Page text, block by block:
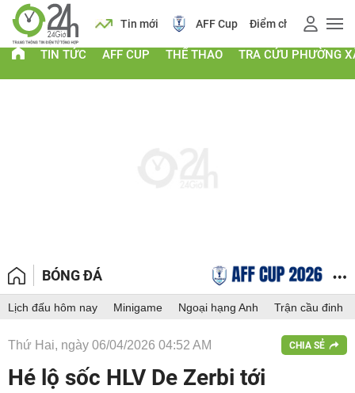
Lịch Tin mới AFF Cup Điểm chuẩn 2026 Giá
TIN TỨC AFF CUP THỂ THAO TRA CỨU PHƯỜNG
BÓNG ĐÁ
Lịch đấu hôm nay Minigame Ngoại hạng Anh Trận cầu đinh
Thứ Hai, ngày 06/04/2026 04:52 AM CHIA SẺ
Hé lộ sốc HLV De Zerbi tới